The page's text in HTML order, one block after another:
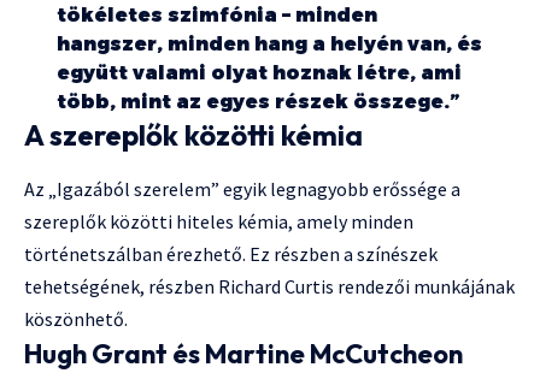
tökéletes szimfónia – minden
hangszer, minden hang a helyén van, és
együtt valami olyat hoznak létre, ami
több, mint az egyes részek összege.”
A szereplők közötti kémia
Az „Igazából szerelem” egyik legnagyobb erőssége a
szereplők közötti hiteles kémia, amely minden
történetszálban érezhető. Ez részben a színészek
tehetségének, részben Richard Curtis rendezői munkájának
köszönhető.
Hugh Grant és Martine McCutcheon